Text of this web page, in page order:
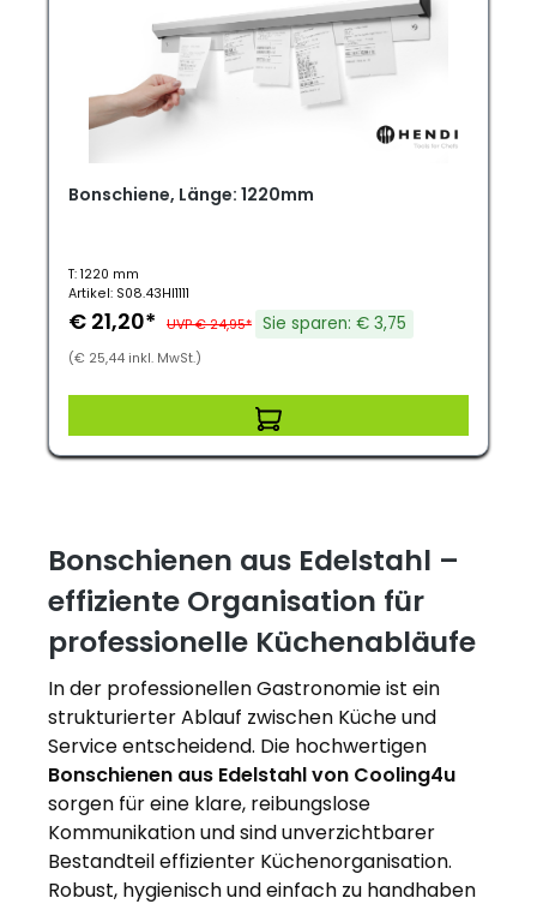
Bonschiene, Länge: 1220mm
T: 1220 mm
Artikel: S08.43HI1111
€ 21,20* UVP € 24,95* Sie sparen: € 3,75
(€ 25,44 inkl. MwSt.)
Bonschienen aus Edelstahl –
effiziente Organisation für
professionelle Küchenabläufe
In der professionellen Gastronomie ist ein
strukturierter Ablauf zwischen Küche und
Service entscheidend. Die hochwertigen
Bonschienen aus Edelstahl von Cooling4u
sorgen für eine klare, reibungslose
Kommunikation und sind unverzichtbarer
Bestandteil effizienter Küchenorganisation.
Robust, hygienisch und einfach zu handhaben